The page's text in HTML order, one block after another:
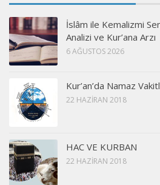
İslâm ile Kemalizmi
Analizi ve Kur’ana Arzı
6 AĞUSTOS 2026
Kur’an’da Namaz
22 HAZIRAN 2018
HAC VE KURBAN
22 HAZIRAN 2018